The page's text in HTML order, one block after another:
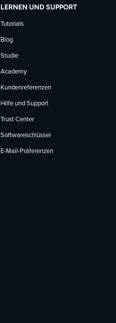
LERNEN UND SUPPORT
Tutorials
Blog
Studie
Academy
Kundenreferenzen
Hilfe und Support
Trust Center
Softwareschlüssel
E-Mail-Präferenzen